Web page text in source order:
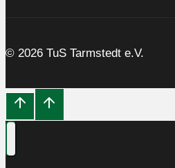
© 2026 TuS Tarmstedt e.V.